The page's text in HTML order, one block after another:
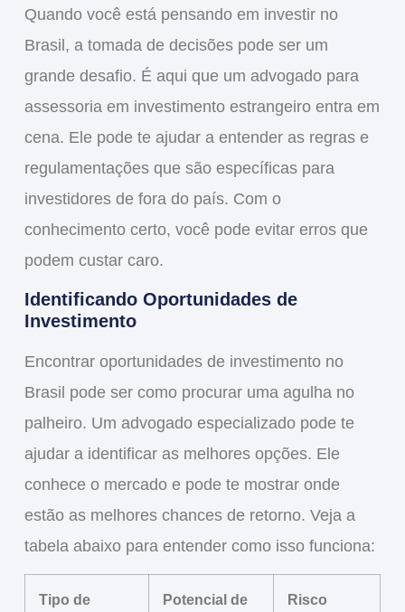
Quando você está pensando em investir no
Brasil, a tomada de decisõespode ser um
grande desafio. É aqui que um advogado para
assessoria em investimento estrangeiroentra em
cena. Ele pode te ajudar a entender as regrase
regulamentaçõesque são específicas para
investidores de fora do país. Com o
conhecimento certo, você pode evitar erros que
podem custar caro.
Identificando Oportunidades de
Investimento
Encontrar oportunidades de investimento no
Brasil pode ser como procurar uma agulha no
palheiro. Um advogado especializado pode te
ajudar a identificar as melhores opções. Ele
conhece o mercado e pode te mostrar onde
estão as melhores chancesde retorno. Veja a
tabela abaixo para entender como isso funciona:
Tipo de
Potencial de
Risco